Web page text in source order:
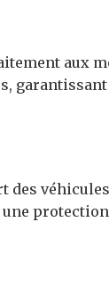
aux
des